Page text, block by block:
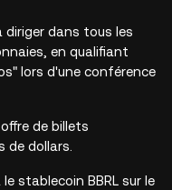
diriger dans tous les
en qualifiant
lors d'une conférence
de billets
de dollars.
stablecoin BBRL sur le